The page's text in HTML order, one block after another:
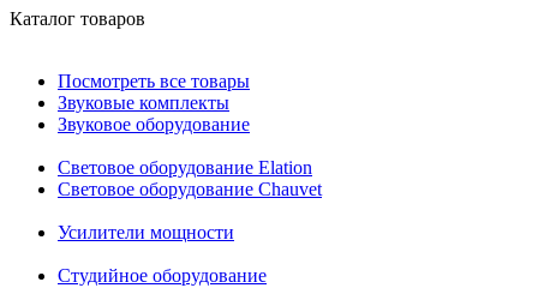
Каталог товаров
Посмотреть все товары
Звуковые комплекты
Звуковое оборудование
Световое оборудование Elation
Cветовое оборудование Chauvet
Усилители мощности
Студийное оборудование